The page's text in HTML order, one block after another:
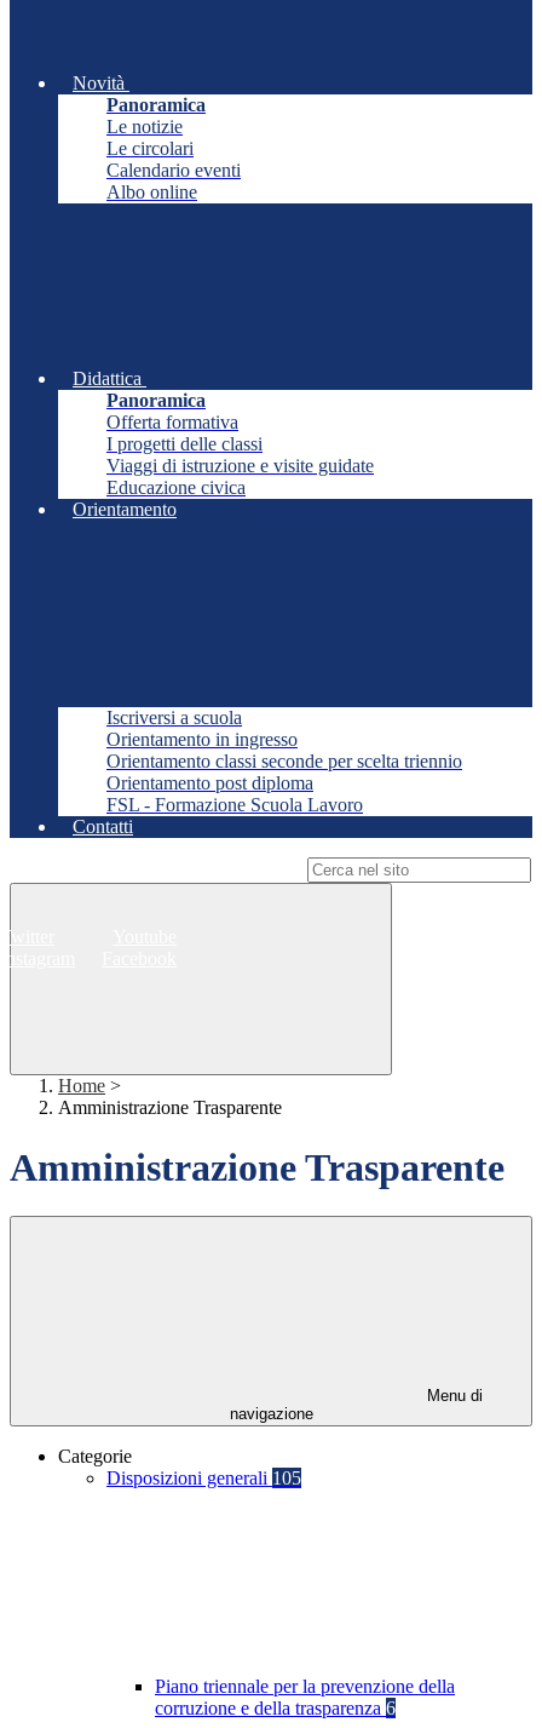
Novità
Panoramica
Le notizie
Le circolari
Calendario eventi
Albo online
Didattica
Panoramica
Offerta formativa
I progetti delle classi
Viaggi di istruzione e visite guidate
Educazione civica
Orientamento
Iscriversi a scuola
Orientamento in ingresso
Orientamento classi seconde per scelta triennio
Orientamento post diploma
FSL - Formazione Scuola Lavoro
Contatti
Twitter
Instagram
Home >
Amministrazione Trasparente
Amministrazione Trasparente
Menu di
navigazione
Categorie
Disposizioni generali 105
Piano triennale per la prevenzione della
corruzione e della trasparenza 6